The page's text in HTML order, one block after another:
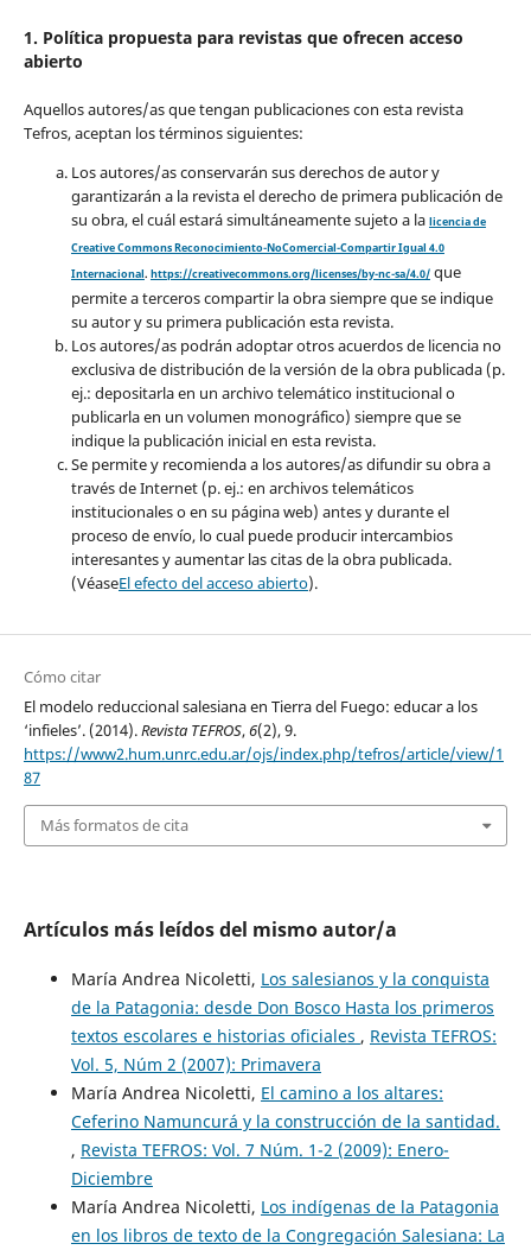
1. Política propuesta para revistas que ofrecen acceso
abierto
Aquellos autores/as que tengan publicaciones con esta revista
Tefros, aceptan los términos siguientes:
Los autores/as conservarán sus derechos de autor y
garantizarán a la revista el derecho de primera publicación de
su obra, el cuál estará simultáneamente sujeto a la licencia de
Creative Commons Reconocimiento-NoComercial-Compartir Igual 4.0
Internacional. https://creativecommons.org/licenses/by-nc-sa/4.0/que
permite a terceros compartir la obra siempre que se indique
su autor y su primera publicación esta revista.
Los autores/as podrán adoptar otros acuerdos de licencia no
exclusiva de distribución de la versión de la obra publicada (p.
ej.: depositarla en un archivo telemático institucional o
publicarla en un volumen monográfico) siempre que se
indique la publicación inicial en esta revista.
Se permite y recomienda a los autores/as difundir su obra a
través de Internet (p. ej.: en archivos telemáticos
institucionales o en su página web) antes y durante el
proceso de envío, lo cual puede producir intercambios
interesantes y aumentar las citas de la obra publicada.
(VéaseEl efecto del acceso abierto).
Cómo citar
El modelo reduccional salesiana en Tierra del Fuego: educar a los
‘infieles’. (2014).Revista TEFROS,6(2), 9.
https://www2.hum.unrc.edu.ar/ojs/index.php/tefros/article/view/1
87
Más formatos de cita
Artículos más leídos del mismo autor/a
María Andrea Nicoletti, Los salesianos y la conquista
de la Patagonia: desde Don Bosco Hasta los primeros
textos escolares e historias oficiales , Revista TEFROS:
Vol. 5, Núm 2 (2007): Primavera
María Andrea Nicoletti, El camino a los altares:
Ceferino Namuncurá y la construcción de la santidad.
, Revista TEFROS: Vol. 7 Núm. 1-2 (2009): Enero-
Diciembre
María Andrea Nicoletti, Los indígenas de la Patagonia
en los libros de texto de la Congregación Salesiana: La